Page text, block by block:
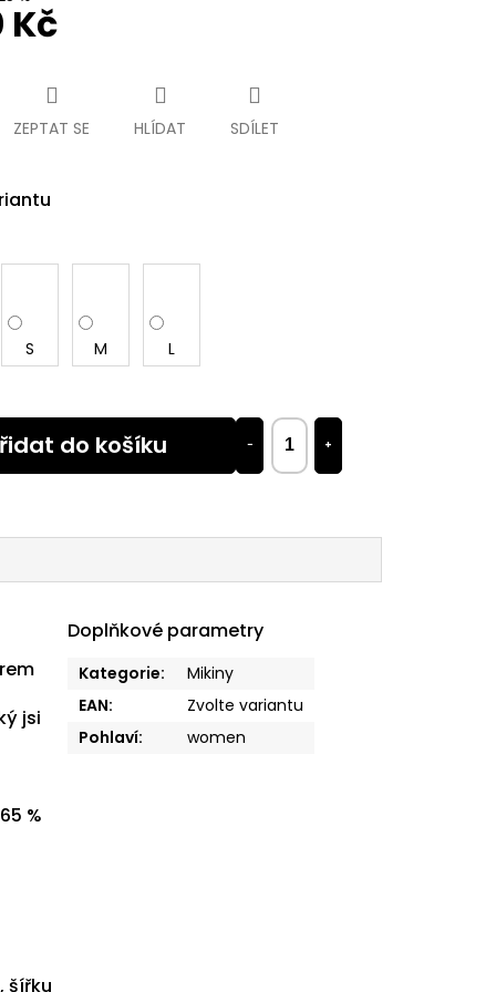
Kč
S M L
+
−
do košíku
ZEPTAT SE HLÍDAT SDÍLET
jsi
%
šířku
Doplňkové parametry
Kategorie:
Mikiny
EAN:
Zvolte variantu
Pohlaví: women